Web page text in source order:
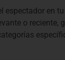
en
o reciente,